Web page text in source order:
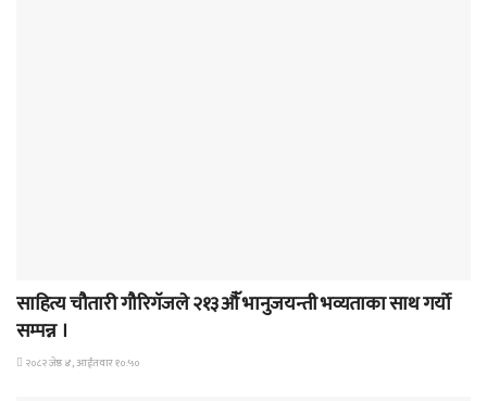
साहित्य चौतारी गौरिगॅजले २१३औॅ भानुजयन्ती भव्यताका साथ गर्यो
सम्पन्न ।
२०८२ जेष्ठ ४, आईतवार १०:५०